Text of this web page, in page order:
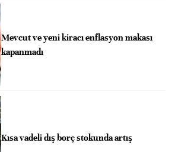
Mevcut ve yeni kiracı enflasyon makası
kapanmadı
Kısa vadeli dış borç stokunda artış